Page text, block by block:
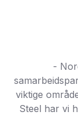
-
viktige
Steel har vi